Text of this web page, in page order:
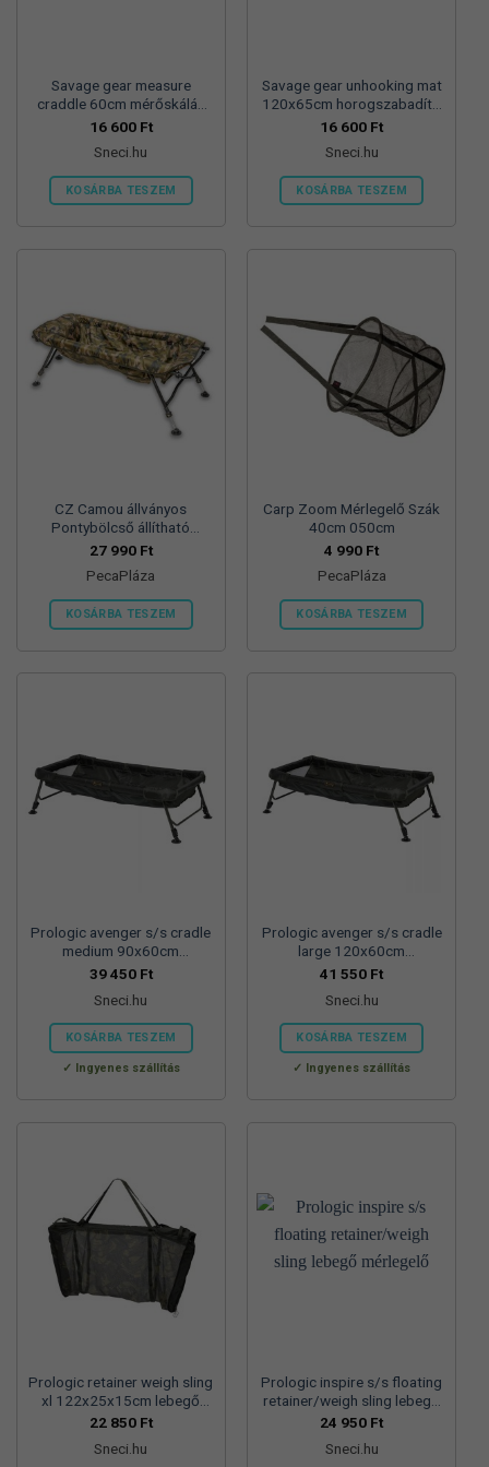
Savage gear measure
craddle 60cm mérőskálás
bölcső ragadozóhalakhoz
16 600 Ft
Sneci.hu
KOSÁRBA TESZEM
Savage gear unhooking mat
120x65cm horogszabadító
matrac
16 600 Ft
Sneci.hu
KOSÁRBA TESZEM
CZ Camou állványos
Pontybölcső állítható
Lábbal, 125×60/30 CM
27 990 Ft
PecaPláza
KOSÁRBA TESZEM
változatok
termékoldalon
Carp Zoom Mérlegelő Szák
40cm 050cm
4 990 Ft
PecaPláza
KOSÁRBA TESZEM
változatok
termékoldalon
Prologic avenger s/s cradle
medium 90x60cm
pontybölcső
39 450 Ft
Sneci.hu
KOSÁRBA TESZEM
Ingyenes szállítás
Prologic avenger s/s cradle
large 120x60cm
pontybölcső
41 550 Ft
Sneci.hu
KOSÁRBA TESZEM
Ingyenes szállítás
Prologic retainer weigh sling
xl 122x25x15cm lebegő
mérlegelő
22 850 Ft
Sneci.hu
Prologic inspire s/s floating
retainer/weigh sling lebegő
mérlegelő
24 950 Ft
Sneci.hu